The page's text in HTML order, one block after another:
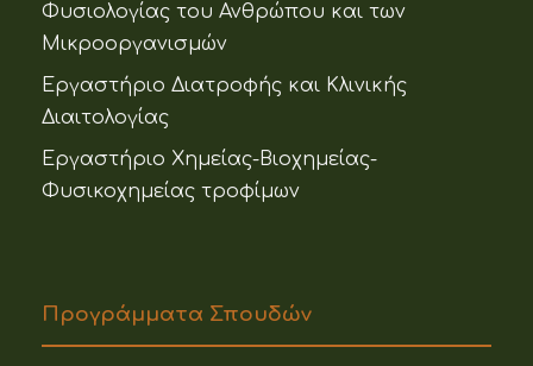
Φυσιολογίας του Ανθρώπου και των
Μικροοργανισμών
Εργαστήριο Διατροφής και Κλινικής
Διαιτολογίας
Εργαστήριο Χημείας-Βιοχημείας-
Φυσικοχημείας τροφίμων
Προγράμματα Σπουδών